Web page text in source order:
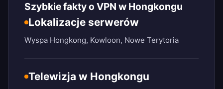
Szybkie fakty o VPN w Hongkongu
Lokalizacje serwerów
Wyspa Hongkong, Kowloon, Nowe Terytoria
Telewizja w Hongkongu